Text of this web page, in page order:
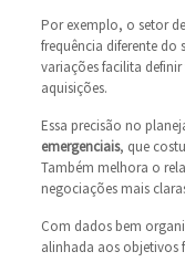
Por exemplo, o setor
frequência diferente do
variações facilita
aquisições.
Essa precisão no
emergenciais, que
Também melhora o
negociações mais
Com dados bem
alinhada aos objetivos